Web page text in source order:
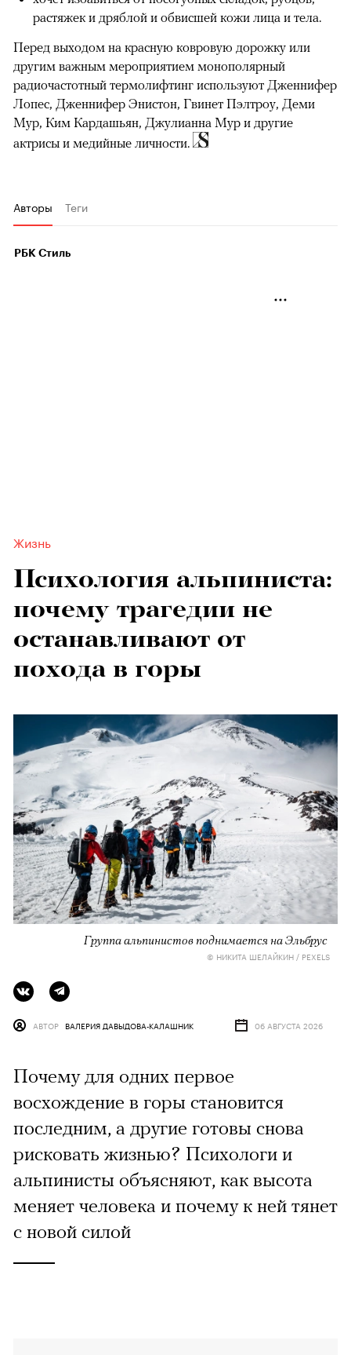
растяжек и дряблой и обвисшей кожи лица и тела.
Перед выходом на красную ковровую дорожку или
другим важным мероприятием монополярный
радиочастотный термолифтинг используют Дженнифер
Лопес, Дженнифер Энистон, Гвинет Пэлтроу, Деми
Мур, Ким Кардашьян, Джулианна Мур и другие
актрисы и медийные личности.
Авторы Теги
РБК Стиль
Жизнь
Психология альпиниста:
почему трагедии не
останавливают от
похода в горы
Группа альпинистов поднимается на Эльбрус
© НИКИТА ШЕЛАЙКИН / PEXELS
АВТОР ВАЛЕРИЯ ДАВЫДОВА-КАЛАШНИК 06 АВГУСТА 2026
Почему для одних первое
восхождение в горы становится
последним, а другие готовы снова
рисковать жизнью? Психологи и
альпинисты объясняют, как высота
меняет человека и почему к ней тянет
с новой силой